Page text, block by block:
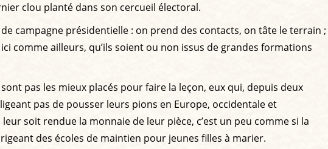
clou planté dans son cercueil électoral.
campagne présidentielle : on prend des contacts, on tâte le terrain ;
comme ailleurs, qu’ils soient ou non issus de grandes formations
pas les mieux placés pour faire la leçon, eux qui, depuis deux
pas de pousser leurs pions en Europe, occidentale et
soit rendue la monnaie de leur pièce, c’est un peu comme si la
des écoles de maintien pour jeunes filles à marier.